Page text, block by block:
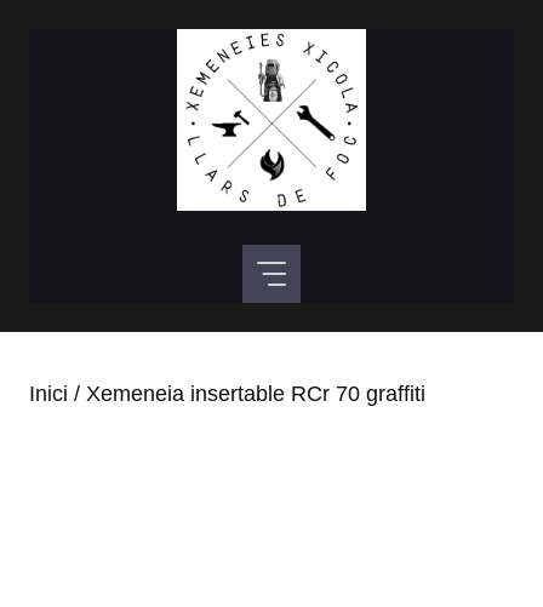
Inici / Xemeneia insertable RCr 70 graffiti